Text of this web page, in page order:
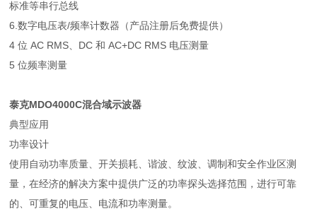
标准等串行总线
6.数字电压表/频率计数器（产品注册后免费提供）
4 位 AC RMS、DC 和 AC+DC RMS 电压测量
5 位频率测量
泰克MDO4000C混合域示波器
典型应用
功率设计
使用自动功率质量、开关损耗、谐波、纹波、调制和安全作业区测
量，在经济的解决方案中提供广泛的功率探头选择范围，进行可靠
的、可重复的电压、电流和功率测量。